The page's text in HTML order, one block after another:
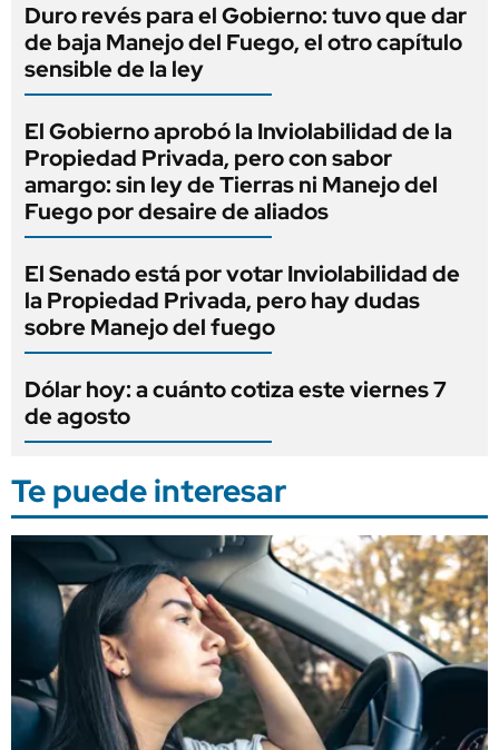
Duro revés para el Gobierno: tuvo que dar
de baja Manejo del Fuego, el otro capítulo
sensible de la ley
El Gobierno aprobó la Inviolabilidad de la
Propiedad Privada, pero con sabor
amargo: sin ley de Tierras ni Manejo del
Fuego por desaire de aliados
El Senado está por votar Inviolabilidad de
la Propiedad Privada, pero hay dudas
sobre Manejo del fuego
Dólar hoy: a cuánto cotiza este viernes 7
de agosto
Te puede interesar